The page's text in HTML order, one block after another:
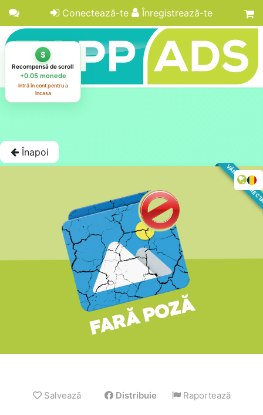
Conectează-te Înregistrează-te
Înapoi
VÂNZARE
Salvează Distribuie Raportează